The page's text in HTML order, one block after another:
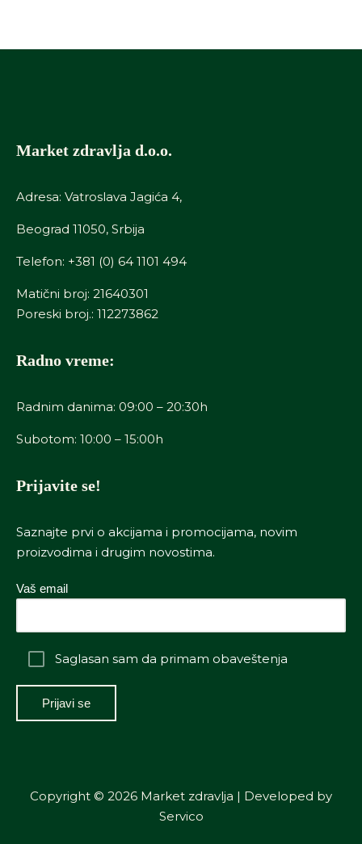
Market zdravlja d.o.o.
Adresa: Vatroslava Jagića 4,
Beograd 11050, Srbija
Telefon: +381 (0) 64 1101 494
Matični broj: 21640301
Poreski broj.: 112273862
Radno vreme:
Radnim danima: 09:00 – 20:30h
Subotom: 10:00 – 15:00h
Prijavite se!
Saznajte prvi o akcijama i promocijama, novim
proizvodima i drugim novostima.
Vaš email
Saglasan sam da primam obaveštenja
Copyright © 2026 Market zdravlja | Developed by
Servico